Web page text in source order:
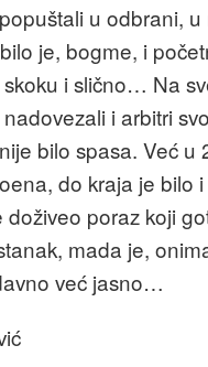
u odbrani,
je, bogme, i
i slično… Na
i arbitri
bilo spasa. Već
do kraja je bilo
doživeo poraz koji
mada je,
već jasno…